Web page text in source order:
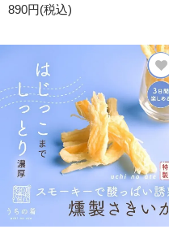
890円(税込)